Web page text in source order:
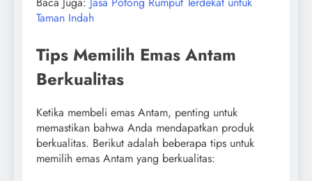
Taman Indah
Tips Memilih Emas Antam
Berkualitas
Ketika membeli emas Antam, penting untuk
memastikan bahwa Anda mendapatkan produk
berkualitas. Berikut adalah beberapa tips untuk
memilih emas Antam yang berkualitas: